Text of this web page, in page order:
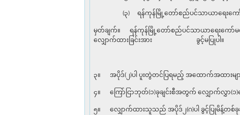
(၃) ရန်ကုန်မြို့တော်စည်ပင်သာယာရေးကော်မတီက
မှတ်ချက်။ ရန်ကုန်မြို့တော်စည်ပင်သာယာရေးကော်မ
လျှောက်ထားခြင်းအား ခွင့်မပြုပါ။
၃။ အပိုဒ်(၂)ပါ ပူးတွဲတင်ပြရမည့် အထောက်အထားမျာ
၄။ ကြော်ငြာဘုတ်(၁)ခုချင်းစီအတွက် လျှောက်လွှာ(၁)
၅။ လျှောက်ထားသူသည် အပိုဒ်၂(ဂ)ပါ ခွင့်ပြုမိန့်တစ်